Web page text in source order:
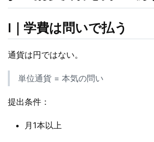
Ⅰ｜学費は問いで払う
通貨は円ではない。
単位通貨 = 本気の問い
提出条件：
月1本以上